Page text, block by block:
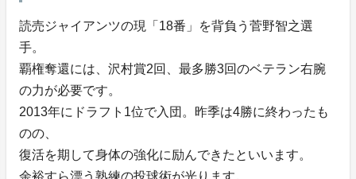
読売ジャイアンツの現「18番」を背負う菅野智之選
手。
覇権奪還には、沢村賞2回、最多勝3回のベテラン右腕
の力が必要です。
2013年にドラフト1位で入団。昨季は4勝に終わったも
のの、
復活を期して身体の強化に励んできたといいます。
余裕すら漂う熟練の投球術が光ります。